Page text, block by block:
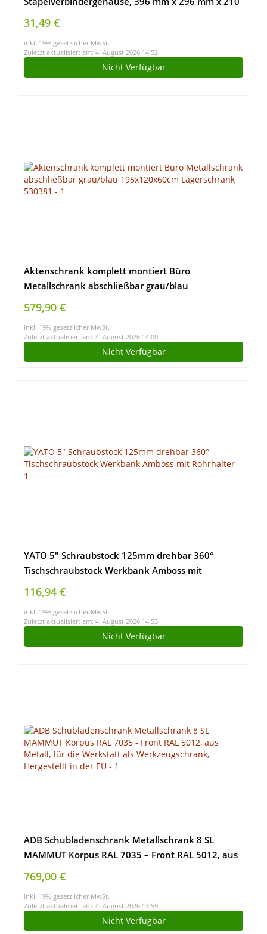
mm, Blau
31,49 €
inkl. 19% gesetzlicher MwSt.
Zuletzt aktualisiert am: 4. August 2026 14:52
Nicht Verfügbar
Aktenschrank komplett montiert Büro
Metallschrank abschließbar grau/blau
195x120x60cm Lagerschrank 530381
579,90 €
inkl. 19% gesetzlicher MwSt.
Zuletzt aktualisiert am: 4. August 2026 14:00
Nicht Verfügbar
YATO 5″ Schraubstock 125mm drehbar 360°
Tischschraubstock Werkbank Amboss mit
Rohrhalter
116,94 €
inkl. 19% gesetzlicher MwSt.
Zuletzt aktualisiert am: 4. August 2026 14:53
Nicht Verfügbar
ADB Schubladenschrank Metallschrank 8 SL
MAMMUT Korpus RAL 7035 – Front RAL 5012, aus
Metall, für die Werkstatt als Werkzeugschrank,
Hergestellt in der EU
769,00 €
inkl. 19% gesetzlicher MwSt.
Zuletzt aktualisiert am: 4. August 2026 13:59
Nicht Verfügbar